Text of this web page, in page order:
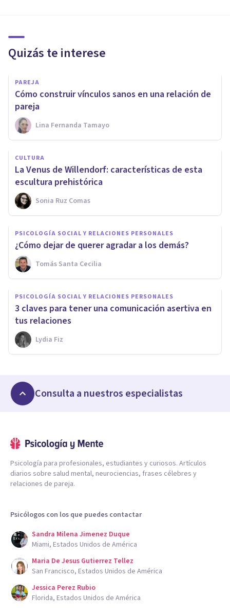
Quizás te interese
PAREJA
Cómo construir vínculos sanos en una relación de
pareja
Lina Fernanda Tamayo
CULTURA
La Venus de Willendorf: características de esta
escultura prehistórica
Sonia Ruz Comas
PSICOLOGÍA SOCIAL Y RELACIONES PERSONALES
¿Cómo dejar de querer agradar a los demás?
Tomás Santa Cecilia
PSICOLOGÍA SOCIAL Y RELACIONES PERSONALES
3 claves para tener una comunicación asertiva en
tus relaciones
Lydia Fiz
Consulta a nuestros especialistas
Psicología para profesionales, estudiantes y curiosos. Artículos
diarios sobre salud mental, neurociencias, frases célebres y
relaciones de pareja.
Psicólogos con los que puedes contactar
Sandra Milena Jimenez Duque
Miami, Estados Unidos de América
Maria De Jesus Gutierrez Tellez
San Francisco, Estados Unidos de América
Jessica Perez Rubio
Florida, Estados Unidos de América